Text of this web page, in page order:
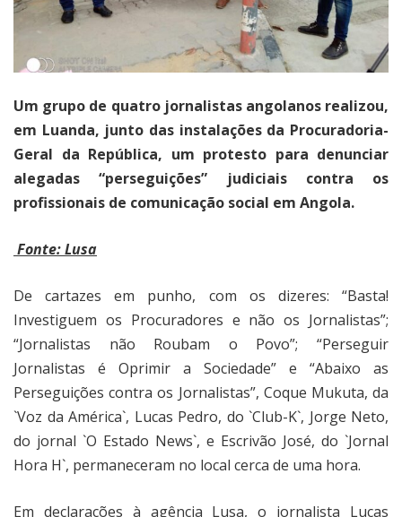
Um grupo de quatro jornalistas angolanos realizou,
em Luanda, junto das instalações da Procuradoria-
Geral da República, um protesto para denunciar
alegadas “perseguições” judiciais contra os
profissionais de comunicação social em Angola.
Fonte: Lusa
De cartazes em punho, com os dizeres: “Basta!
Investiguem os Procuradores e não os Jornalistas”;
“Jornalistas não Roubam o Povo”; “Perseguir
Jornalistas é Oprimir a Sociedade” e “Abaixo as
Perseguições contra os Jornalistas”, Coque Mukuta, da
`Voz da América`, Lucas Pedro, do `Club-K`, Jorge Neto,
do jornal `O Estado News`, e Escrivão José, do `Jornal
Hora H`, permaneceram no local cerca de uma hora.
Em declarações à agência Lusa, o jornalista Lucas